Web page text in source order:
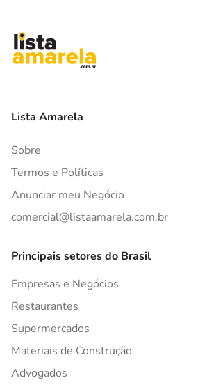
Lista Amarela
Sobre
Termos e Políticas
Anunciar meu Negócio
comercial@listaamarela.com.br
Principais setores do Brasil
Empresas e Negócios
Restaurantes
Supermercados
Materiais de Construção
Advogados